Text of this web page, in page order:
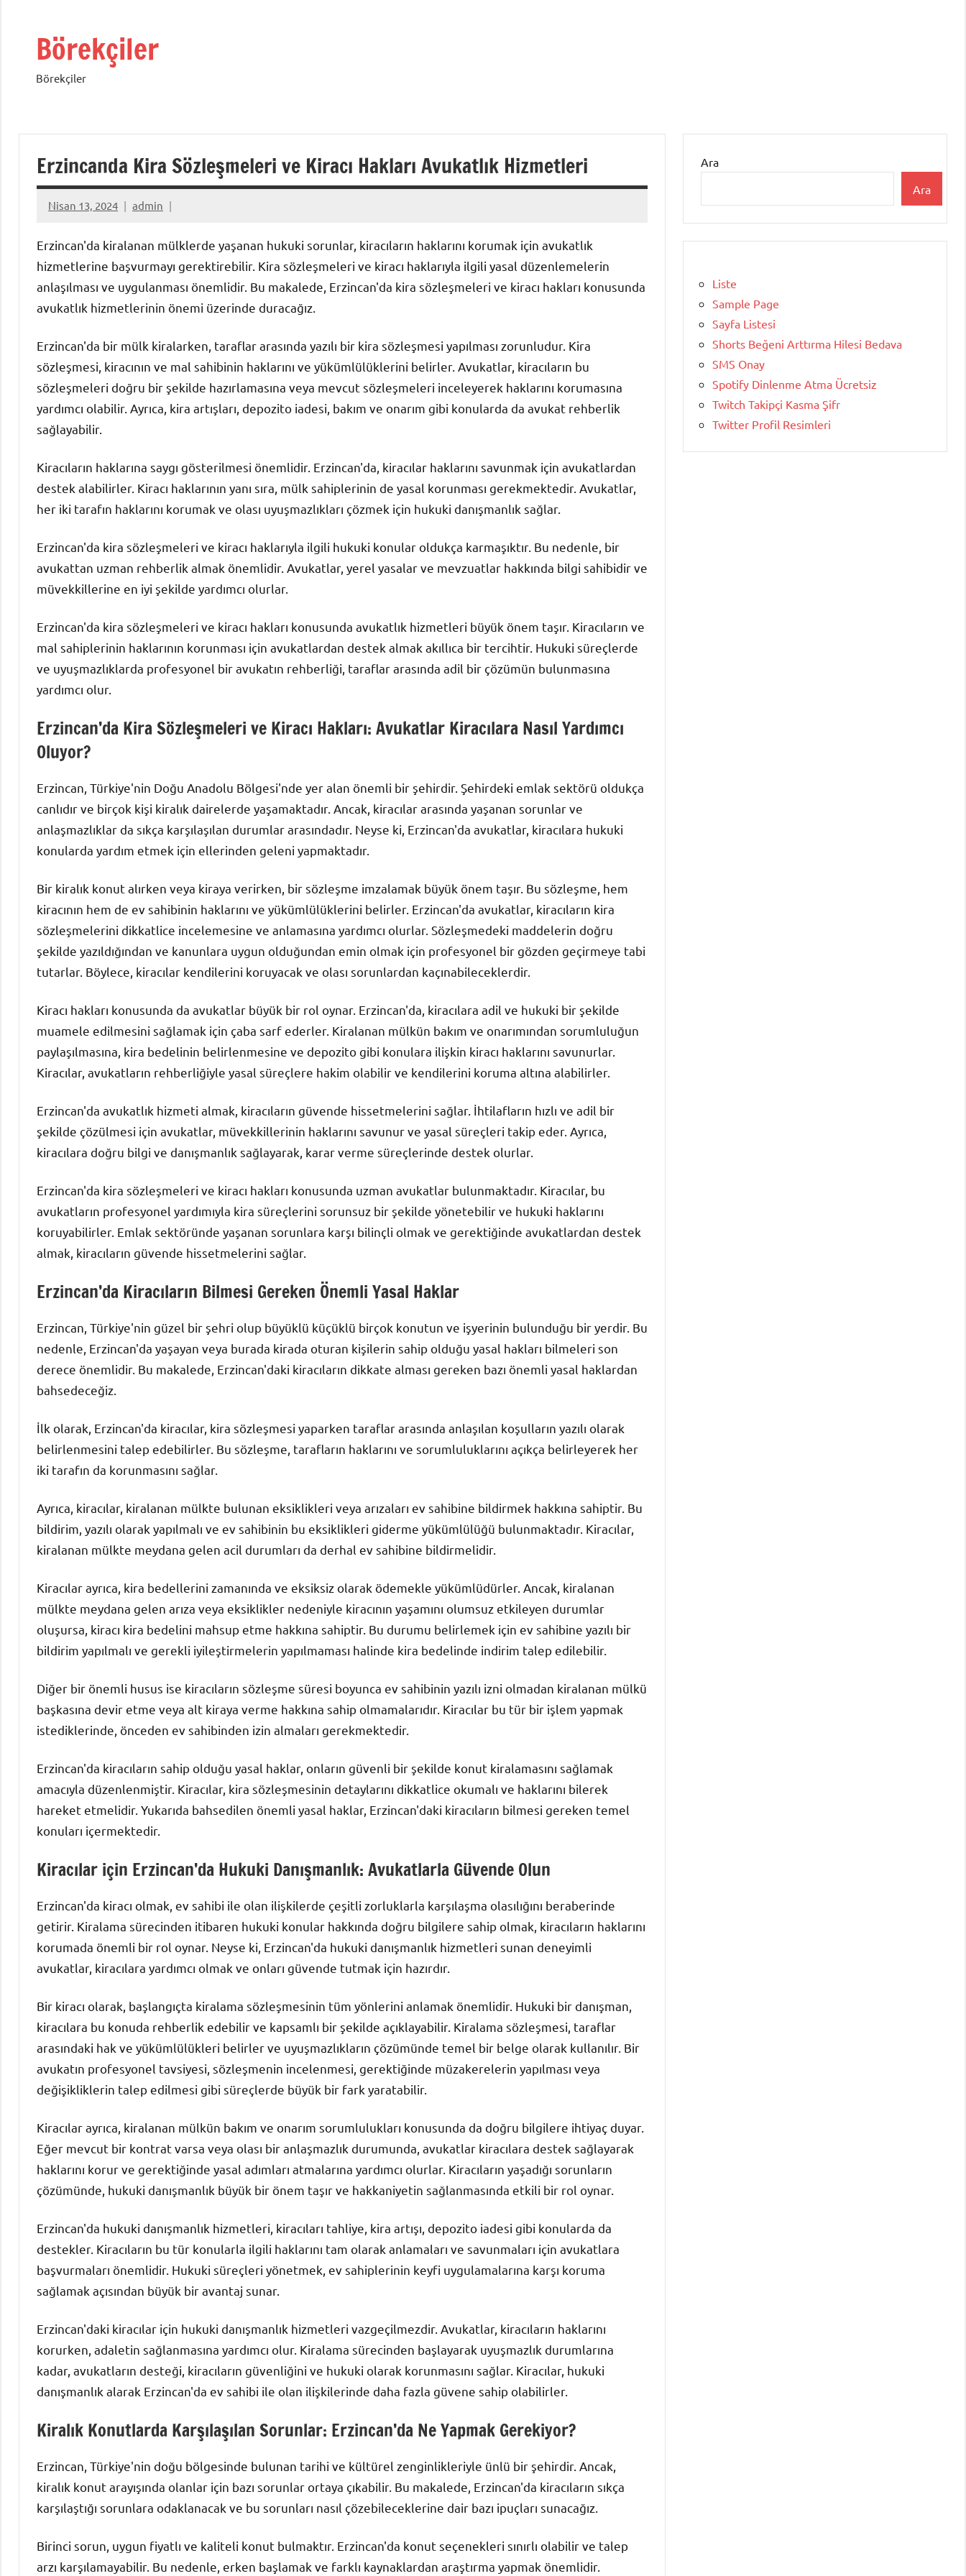
Börekçiler
Börekçiler
Erzincanda Kira Sözleşmeleri ve Kiracı Hakları Avukatlık Hizmetleri
Nisan 13, 2024 admin
Erzincan'da kiralanan mülklerde yaşanan hukuki sorunlar, kiracıların haklarını korumak için avukatlık
hizmetlerine başvurmayı gerektirebilir. Kira sözleşmeleri ve kiracı haklarıyla ilgili yasal düzenlemelerin
anlaşılması ve uygulanması önemlidir. Bu makalede, Erzincan'da kira sözleşmeleri ve kiracı hakları konusunda
avukatlık hizmetlerinin önemi üzerinde duracağız.
Erzincan'da bir mülk kiralarken, taraflar arasında yazılı bir kira sözleşmesi yapılması zorunludur. Kira
sözleşmesi, kiracının ve mal sahibinin haklarını ve yükümlülüklerini belirler. Avukatlar, kiracıların bu
sözleşmeleri doğru bir şekilde hazırlamasına veya mevcut sözleşmeleri inceleyerek haklarını korumasına
yardımcı olabilir. Ayrıca, kira artışları, depozito iadesi, bakım ve onarım gibi konularda da avukat rehberlik
sağlayabilir.
Kiracıların haklarına saygı gösterilmesi önemlidir. Erzincan'da, kiracılar haklarını savunmak için avukatlardan
destek alabilirler. Kiracı haklarının yanı sıra, mülk sahiplerinin de yasal korunması gerekmektedir. Avukatlar,
her iki tarafın haklarını korumak ve olası uyuşmazlıkları çözmek için hukuki danışmanlık sağlar.
Erzincan'da kira sözleşmeleri ve kiracı haklarıyla ilgili hukuki konular oldukça karmaşıktır. Bu nedenle, bir
avukattan uzman rehberlik almak önemlidir. Avukatlar, yerel yasalar ve mevzuatlar hakkında bilgi sahibidir ve
müvekkillerine en iyi şekilde yardımcı olurlar.
Erzincan'da kira sözleşmeleri ve kiracı hakları konusunda avukatlık hizmetleri büyük önem taşır. Kiracıların ve
mal sahiplerinin haklarının korunması için avukatlardan destek almak akıllıca bir tercihtir. Hukuki süreçlerde
ve uyuşmazlıklarda profesyonel bir avukatın rehberliği, taraflar arasında adil bir çözümün bulunmasına
yardımcı olur.
Erzincan’da Kira Sözleşmeleri ve Kiracı Hakları: Avukatlar Kiracılara Nasıl Yardımcı
Oluyor?
Erzincan, Türkiye'nin Doğu Anadolu Bölgesi'nde yer alan önemli bir şehirdir. Şehirdeki emlak sektörü oldukça
canlıdır ve birçok kişi kiralık dairelerde yaşamaktadır. Ancak, kiracılar arasında yaşanan sorunlar ve
anlaşmazlıklar da sıkça karşılaşılan durumlar arasındadır. Neyse ki, Erzincan'da avukatlar, kiracılara hukuki
konularda yardım etmek için ellerinden geleni yapmaktadır.
Bir kiralık konut alırken veya kiraya verirken, bir sözleşme imzalamak büyük önem taşır. Bu sözleşme, hem
kiracının hem de ev sahibinin haklarını ve yükümlülüklerini belirler. Erzincan'da avukatlar, kiracıların kira
sözleşmelerini dikkatlice incelemesine ve anlamasına yardımcı olurlar. Sözleşmedeki maddelerin doğru
şekilde yazıldığından ve kanunlara uygun olduğundan emin olmak için profesyonel bir gözden geçirmeye tabi
tutarlar. Böylece, kiracılar kendilerini koruyacak ve olası sorunlardan kaçınabileceklerdir.
Kiracı hakları konusunda da avukatlar büyük bir rol oynar. Erzincan'da, kiracılara adil ve hukuki bir şekilde
muamele edilmesini sağlamak için çaba sarf ederler. Kiralanan mülkün bakım ve onarımından sorumluluğun
paylaşılmasına, kira bedelinin belirlenmesine ve depozito gibi konulara ilişkin kiracı haklarını savunurlar.
Kiracılar, avukatların rehberliğiyle yasal süreçlere hakim olabilir ve kendilerini koruma altına alabilirler.
Erzincan'da avukatlık hizmeti almak, kiracıların güvende hissetmelerini sağlar. İhtilafların hızlı ve adil bir
şekilde çözülmesi için avukatlar, müvekkillerinin haklarını savunur ve yasal süreçleri takip eder. Ayrıca,
kiracılara doğru bilgi ve danışmanlık sağlayarak, karar verme süreçlerinde destek olurlar.
Erzincan'da kira sözleşmeleri ve kiracı hakları konusunda uzman avukatlar bulunmaktadır. Kiracılar, bu
avukatların profesyonel yardımıyla kira süreçlerini sorunsuz bir şekilde yönetebilir ve hukuki haklarını
koruyabilirler. Emlak sektöründe yaşanan sorunlara karşı bilinçli olmak ve gerektiğinde avukatlardan destek
almak, kiracıların güvende hissetmelerini sağlar.
Erzincan’da Kiracıların Bilmesi Gereken Önemli Yasal Haklar
Erzincan, Türkiye'nin güzel bir şehri olup büyüklü küçüklü birçok konutun ve işyerinin bulunduğu bir yerdir. Bu
nedenle, Erzincan'da yaşayan veya burada kirada oturan kişilerin sahip olduğu yasal hakları bilmeleri son
derece önemlidir. Bu makalede, Erzincan'daki kiracıların dikkate alması gereken bazı önemli yasal haklardan
bahsedeceğiz.
İlk olarak, Erzincan'da kiracılar, kira sözleşmesi yaparken taraflar arasında anlaşılan koşulların yazılı olarak
belirlenmesini talep edebilirler. Bu sözleşme, tarafların haklarını ve sorumluluklarını açıkça belirleyerek her
iki tarafın da korunmasını sağlar.
Ayrıca, kiracılar, kiralanan mülkte bulunan eksiklikleri veya arızaları ev sahibine bildirmek hakkına sahiptir. Bu
bildirim, yazılı olarak yapılmalı ve ev sahibinin bu eksiklikleri giderme yükümlülüğü bulunmaktadır. Kiracılar,
kiralanan mülkte meydana gelen acil durumları da derhal ev sahibine bildirmelidir.
Kiracılar ayrıca, kira bedellerini zamanında ve eksiksiz olarak ödemekle yükümlüdürler. Ancak, kiralanan
mülkte meydana gelen arıza veya eksiklikler nedeniyle kiracının yaşamını olumsuz etkileyen durumlar
oluşursa, kiracı kira bedelini mahsup etme hakkına sahiptir. Bu durumu belirlemek için ev sahibine yazılı bir
bildirim yapılmalı ve gerekli iyileştirmelerin yapılmaması halinde kira bedelinde indirim talep edilebilir.
Diğer bir önemli husus ise kiracıların sözleşme süresi boyunca ev sahibinin yazılı izni olmadan kiralanan mülkü
başkasına devir etme veya alt kiraya verme hakkına sahip olmamalarıdır. Kiracılar bu tür bir işlem yapmak
istediklerinde, önceden ev sahibinden izin almaları gerekmektedir.
Erzincan'da kiracıların sahip olduğu yasal haklar, onların güvenli bir şekilde konut kiralamasını sağlamak
amacıyla düzenlenmiştir. Kiracılar, kira sözleşmesinin detaylarını dikkatlice okumalı ve haklarını bilerek
hareket etmelidir. Yukarıda bahsedilen önemli yasal haklar, Erzincan'daki kiracıların bilmesi gereken temel
konuları içermektedir.
Kiracılar için Erzincan’da Hukuki Danışmanlık: Avukatlarla Güvende Olun
Erzincan'da kiracı olmak, ev sahibi ile olan ilişkilerde çeşitli zorluklarla karşılaşma olasılığını beraberinde
getirir. Kiralama sürecinden itibaren hukuki konular hakkında doğru bilgilere sahip olmak, kiracıların haklarını
korumada önemli bir rol oynar. Neyse ki, Erzincan'da hukuki danışmanlık hizmetleri sunan deneyimli
avukatlar, kiracılara yardımcı olmak ve onları güvende tutmak için hazırdır.
Bir kiracı olarak, başlangıçta kiralama sözleşmesinin tüm yönlerini anlamak önemlidir. Hukuki bir danışman,
kiracılara bu konuda rehberlik edebilir ve kapsamlı bir şekilde açıklayabilir. Kiralama sözleşmesi, taraflar
arasındaki hak ve yükümlülükleri belirler ve uyuşmazlıkların çözümünde temel bir belge olarak kullanılır. Bir
avukatın profesyonel tavsiyesi, sözleşmenin incelenmesi, gerektiğinde müzakerelerin yapılması veya
değişikliklerin talep edilmesi gibi süreçlerde büyük bir fark yaratabilir.
Kiracılar ayrıca, kiralanan mülkün bakım ve onarım sorumlulukları konusunda da doğru bilgilere ihtiyaç duyar.
Eğer mevcut bir kontrat varsa veya olası bir anlaşmazlık durumunda, avukatlar kiracılara destek sağlayarak
haklarını korur ve gerektiğinde yasal adımları atmalarına yardımcı olurlar. Kiracıların yaşadığı sorunların
çözümünde, hukuki danışmanlık büyük bir önem taşır ve hakkaniyetin sağlanmasında etkili bir rol oynar.
Erzincan'da hukuki danışmanlık hizmetleri, kiracıları tahliye, kira artışı, depozito iadesi gibi konularda da
destekler. Kiracıların bu tür konularla ilgili haklarını tam olarak anlamaları ve savunmaları için avukatlara
başvurmaları önemlidir. Hukuki süreçleri yönetmek, ev sahiplerinin keyfi uygulamalarına karşı koruma
sağlamak açısından büyük bir avantaj sunar.
Erzincan'daki kiracılar için hukuki danışmanlık hizmetleri vazgeçilmezdir. Avukatlar, kiracıların haklarını
korurken, adaletin sağlanmasına yardımcı olur. Kiralama sürecinden başlayarak uyuşmazlık durumlarına
kadar, avukatların desteği, kiracıların güvenliğini ve hukuki olarak korunmasını sağlar. Kiracılar, hukuki
danışmanlık alarak Erzincan'da ev sahibi ile olan ilişkilerinde daha fazla güvene sahip olabilirler.
Kiralık Konutlarda Karşılaşılan Sorunlar: Erzincan’da Ne Yapmak Gerekiyor?
Erzincan, Türkiye'nin doğu bölgesinde bulunan tarihi ve kültürel zenginlikleriyle ünlü bir şehirdir. Ancak,
kiralık konut arayışında olanlar için bazı sorunlar ortaya çıkabilir. Bu makalede, Erzincan'da kiracıların sıkça
karşılaştığı sorunlara odaklanacak ve bu sorunları nasıl çözebileceklerine dair bazı ipuçları sunacağız.
Birinci sorun, uygun fiyatlı ve kaliteli konut bulmaktır. Erzincan'da konut seçenekleri sınırlı olabilir ve talep
arzı karşılamayabilir. Bu nedenle, erken başlamak ve farklı kaynaklardan araştırma yapmak önemlidir.
Ara
Ara
Liste
Sample Page
Sayfa Listesi
Shorts Beğeni Arttırma Hilesi Bedava
SMS Onay
Spotify Dinlenme Atma Ücretsiz
Twitch Takipçi Kasma Şifr
Twitter Profil Resimleri